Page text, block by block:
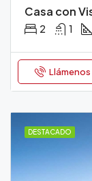
Casa con
2 1
Llámenos
DESTACADO